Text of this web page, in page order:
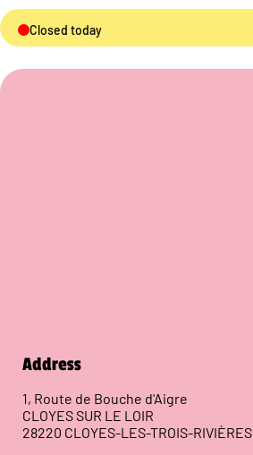
Closed today
Address
1, Route de Bouche d'Aigre
CLOYES SUR LE LOIR
28220 CLOYES-LES-TROIS-RIVIÈRES